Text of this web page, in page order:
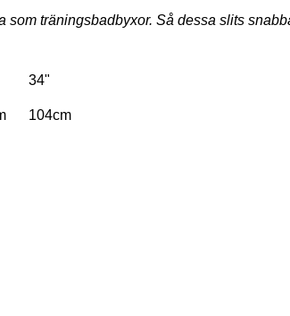
träningsbadbyxor. Så dessa slits
34"
104cm